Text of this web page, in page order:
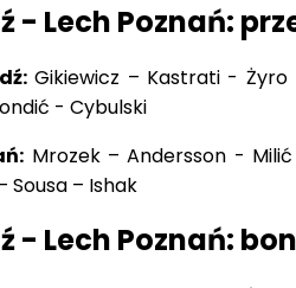
- Lech Poznań:
Gikiewicz – Kastrati -
- Cybulski
Mrozek – Andersson -
Sousa – Ishak
- Lech Poznań: